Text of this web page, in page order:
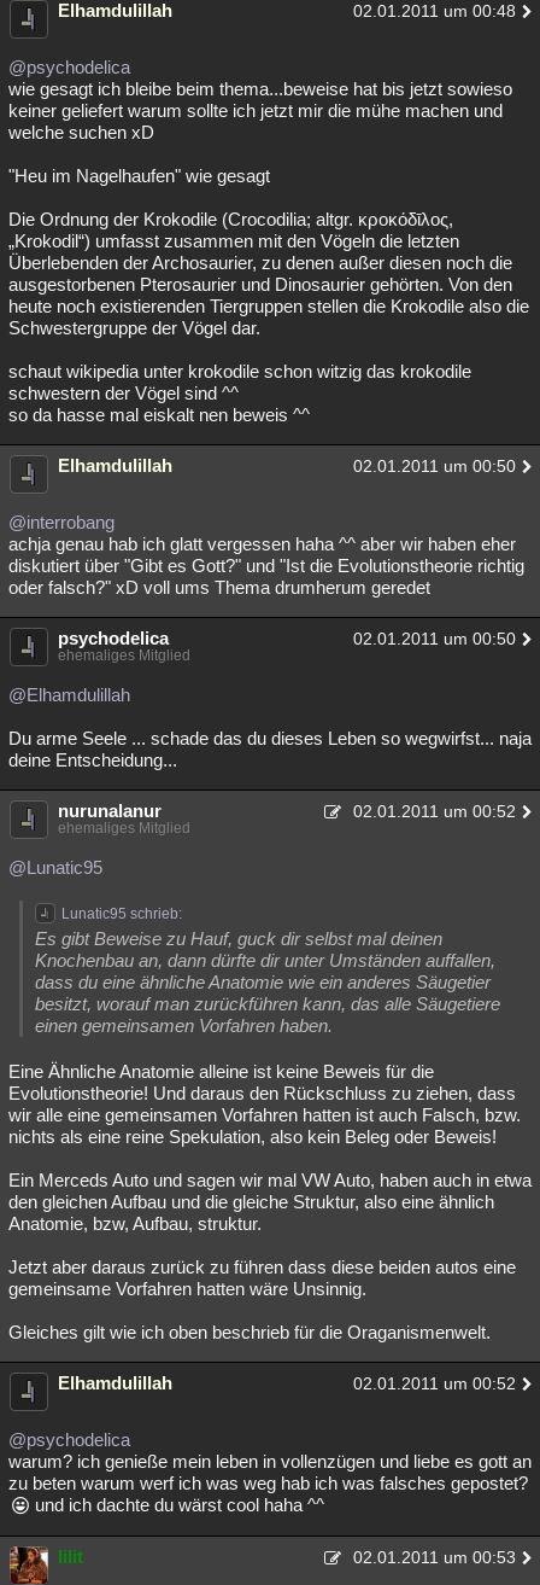
Elhamdulillah 02.01.2011 um 00:48
@psychodelica
wie gesagt ich bleibe beim thema...beweise hat bis jetzt sowieso
keiner geliefert warum sollte ich jetzt mir die mühe machen und
welche suchen xD
"Heu im Nagelhaufen" wie gesagt
Die Ordnung der Krokodile (Crocodilia; altgr. κροκόδῑλος,
„Krokodil“) umfasst zusammen mit den Vögeln die letzten
Überlebenden der Archosaurier, zu denen außer diesen noch die
ausgestorbenen Pterosaurier und Dinosaurier gehörten. Von den
heute noch existierenden Tiergruppen stellen die Krokodile also die
Schwestergruppe der Vögel dar.
schaut wikipedia unter krokodile schon witzig das krokodile
schwestern der Vögel sind ^^
so da hasse mal eiskalt nen beweis ^^
Elhamdulillah 02.01.2011 um 00:50
@interrobang
achja genau hab ich glatt vergessen haha ^^ aber wir haben eher
diskutiert über "Gibt es Gott?" und "Ist die Evolutionstheorie richtig
oder falsch?" xD voll ums Thema drumherum geredet
psychodelica 02.01.2011 um 00:50
ehemaliges Mitglied
@Elhamdulillah
Du arme Seele ... schade das du dieses Leben so wegwirfst... naja
deine Entscheidung...
nurunalanur 02.01.2011 um 00:52
ehemaliges Mitglied
@Lunatic95
Lunatic95 schrieb:
Es gibt Beweise zu Hauf, guck dir selbst mal deinen
Knochenbau an, dann dürfte dir unter Umständen auffallen,
dass du eine ähnliche Anatomie wie ein anderes Säugetier
besitzt, worauf man zurückführen kann, das alle Säugetiere
einen gemeinsamen Vorfahren haben.
Eine Ähnliche Anatomie alleine ist keine Beweis für die
Evolutionstheorie! Und daraus den Rückschluss zu ziehen, dass
wir alle eine gemeinsamen Vorfahren hatten ist auch Falsch, bzw.
nichts als eine reine Spekulation, also kein Beleg oder Beweis!
Ein Merceds Auto und sagen wir mal VW Auto, haben auch in etwa
den gleichen Aufbau und die gleiche Struktur, also eine ähnlich
Anatomie, bzw, Aufbau, struktur.
Jetzt aber daraus zurück zu führen dass diese beiden autos eine
gemeinsame Vorfahren hatten wäre Unsinnig.
Gleiches gilt wie ich oben beschrieb für die Oraganismenwelt.
Elhamdulillah 02.01.2011 um 00:52
@psychodelica
warum? ich genieße mein leben in vollenzügen und liebe es gott an
zu beten warum werf ich was weg hab ich was falsches gepostet?
und ich dachte du wärst cool haha ^^
lilit 02.01.2011 um 00:53